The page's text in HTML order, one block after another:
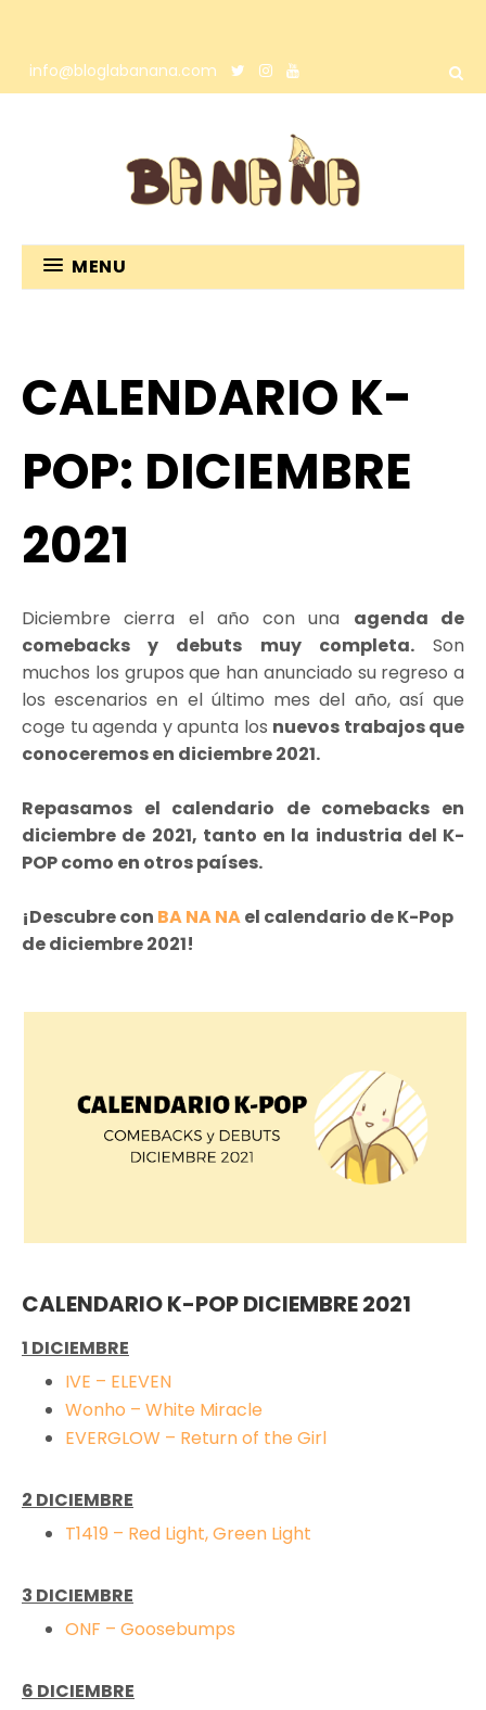
info@bloglabanana.com
MENU
CALENDARIO K-
POP: DICIEMBRE
2021
Diciembre cierra el año con una agenda de
comebacks y debuts muy completa.Son
muchos los grupos que han anunciado su regreso a
los escenarios en el último mes del año, así que
coge tu agenda y apunta los nuevos trabajos que
conoceremos en diciembre 2021.
Repasamos el calendario de comebacks en
diciembre de 2021, tanto en la industria del K-
POP como en otros países.
¡Descubre con BA NA NAel calendario de K-Pop
dediciembre2021!
CALENDARIO K-POP DICIEMBRE 2021
1 DICIEMBRE
IVE – ELEVEN
Wonho – White Miracle
EVERGLOW – Return of the Girl
2 DICIEMBRE
T1419 – Red Light, Green Light
3 DICIEMBRE
ONF – Goosebumps
6 DICIEMBRE